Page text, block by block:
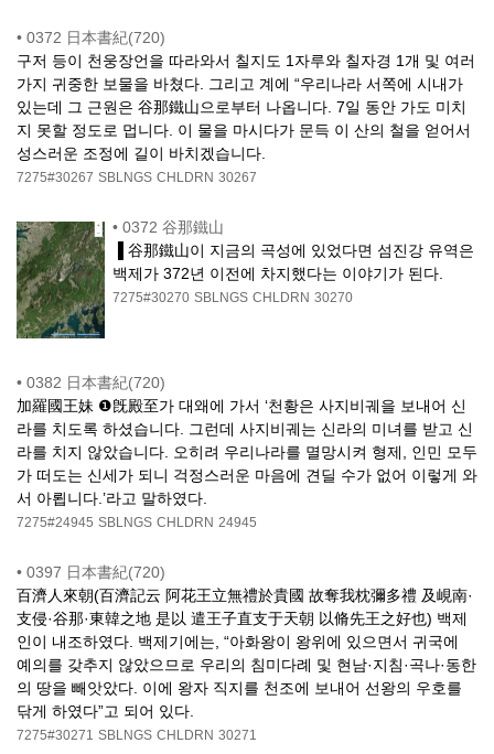
• 0372 日本書紀(720)
구저 등이 천웅장언을 따라와서 칠지도 1자루와 칠자경 1개 및 여러
가지 귀중한 보물을 바쳤다. 그리고 계에 “우리나라 서쪽에 시내가
있는데 그 근원은 谷那鐵山으로부터 나옵니다. 7일 동안 가도 미치
지 못할 정도로 멉니다. 이 물을 마시다가 문득 이 산의 철을 얻어서
성스러운 조정에 길이 바치겠습니다.
7275#30267 SBLNGS CHLDRN 30267
• 0372 谷那鐵山
▐ 谷那鐵山이 지금의 곡성에 있었다면 섬진강 유역은
백제가 372년 이전에 차지했다는 이야기가 된다.
7275#30270 SBLNGS CHLDRN 30270
• 0382 日本書紀(720)
加羅國王妹 ❶旣殿至가 대왜에 가서 ‘천황은 사지비궤을 보내어 신
라를 치도록 하셨습니다. 그런데 사지비궤는 신라의 미녀를 받고 신
라를 치지 않았습니다. 오히려 우리나라를 멸망시켜 형제, 인민 모두
가 떠도는 신세가 되니 걱정스러운 마음에 견딜 수가 없어 이렇게 와
서 아룁니다.’라고 말하였다.
7275#24945 SBLNGS CHLDRN 24945
• 0397 日本書紀(720)
百濟人來朝(百濟記云 阿花王立無禮於貴國 故奪我枕彌多禮 及峴南·
支侵·谷那·東韓之地 是以 遣王子直支于天朝 以脩先王之好也) 백제
인이 내조하였다. 백제기에는, “아화왕이 왕위에 있으면서 귀국에
예의를 갖추지 않았으므로 우리의 침미다례 및 현남·지침·곡나·동한
의 땅을 빼앗았다. 이에 왕자 직지를 천조에 보내어 선왕의 우호를
닦게 하였다”고 되어 있다.
7275#30271 SBLNGS CHLDRN 30271